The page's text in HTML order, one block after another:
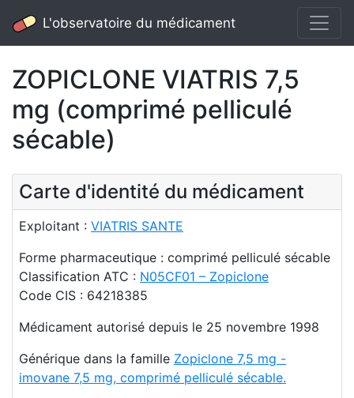
L'observatoire du médicament
ZOPICLONE VIATRIS 7,5
mg (comprimé pelliculé
sécable)
Carte d'identité du médicament
Exploitant : VIATRIS SANTE
Forme pharmaceutique : comprimé pelliculé sécable
Classification ATC : N05CF01 – Zopiclone
Code CIS : 64218385
Médicament autorisé depuis le 25 novembre 1998
Générique dans la famille Zopiclone 7,5 mg -
imovane 7,5 mg, comprimé pelliculé sécable.